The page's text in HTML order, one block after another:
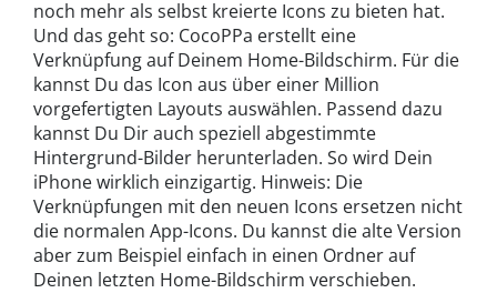
noch mehr als selbst kreierte Icons zu bieten hat.
Und das geht so: CocoPPa erstellt eine
Verknüpfung auf Deinem Home-Bildschirm. Für die
kannst Du das Icon aus über einer Million
vorgefertigten Layouts auswählen. Passend dazu
kannst Du Dir auch speziell abgestimmte
Hintergrund-Bilder herunterladen. So wird Dein
iPhone wirklich einzigartig. Hinweis: Die
Verknüpfungen mit den neuen Icons ersetzen nicht
die normalen App-Icons. Du kannst die alte Version
aber zum Beispiel einfach in einen Ordner auf
Deinen letzten Home-Bildschirm verschieben.